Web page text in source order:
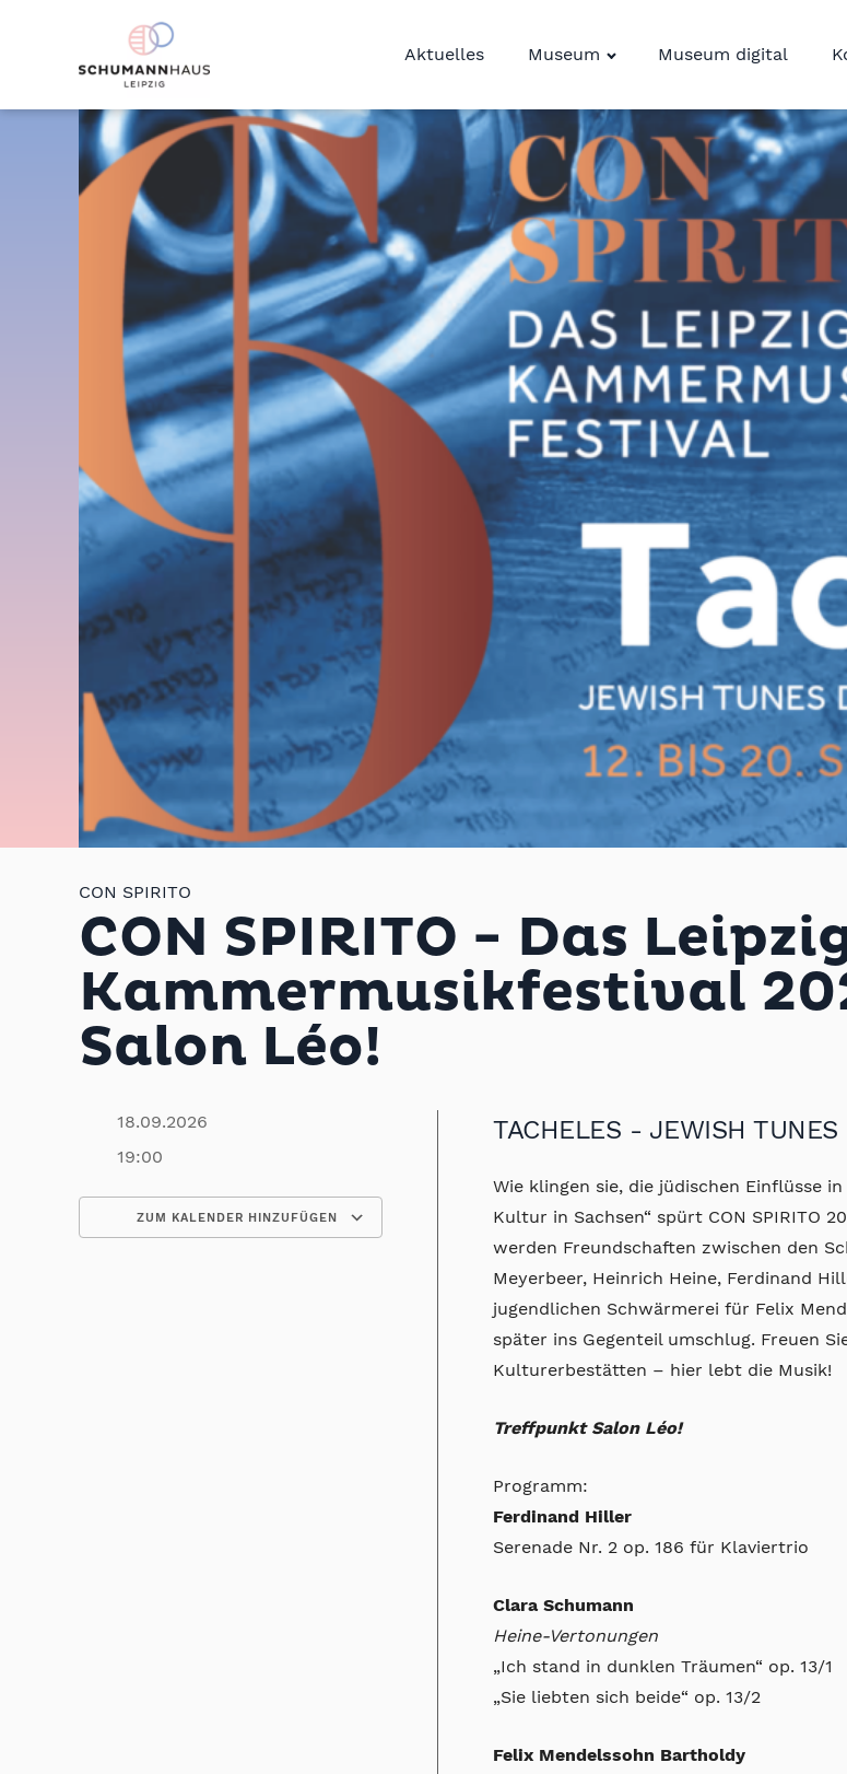
Aktuelles Museum Museum digital
CON SPIRITO
CON SPIRITO - Das
Kammermusikfestival
Salon Léo!
18.09.2026
19:00
ZUM KALENDER HINZUFÜGEN
TACHELES - JEWISH TUNES
Wie klingen sie, die jüdischen Einflüsse
Kultur in Sachsen“ spürt CON SPIRITO
werden Freundschaften zwischen den
Meyerbeer, Heinrich Heine, Ferdinand
jugendlichen Schwärmerei für Felix
später ins Gegenteil umschlug. Freuen
Kulturerbestätten – hier lebt die Musik!
Treffpunkt Salon Léo!
Programm:
Ferdinand Hiller
Serenade Nr. 2 op. 186 für Klaviertrio
Clara Schumann
Heine-Vertonungen
„Ich stand in dunklen Träumen“ op. 13/1
„Sie liebten sich beide“ op. 13/2
Felix Mendelssohn Bartholdy